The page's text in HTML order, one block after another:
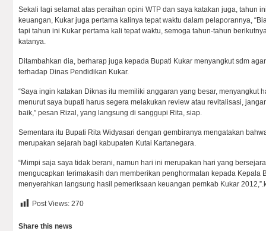
Sekali lagi selamat atas peraihan opini WTP dan saya katakan juga, tahun
keuangan, Kukar juga pertama kalinya tepat waktu dalam pelaporannya,
tapi tahun ini Kukar pertama kali tepat waktu, semoga tahun-tahun
katanya.
Ditambahkan dia, berharap juga kepada Bupati Kukar menyangkut sdm
terhadap Dinas Pendidikan Kukar.
“Saya ingin katakan Diknas itu memiliki anggaran yang besar, menyangkut
menurut saya bupati harus segera melakukan review atau revitalisasi,
baik,” pesan Rizal, yang langsung di sanggupi Rita, siap.
Sementara itu Bupati Rita Widyasari dengan gembiranya mengatakan
merupakan sejarah bagi kabupaten Kutai Kartanegara.
“Mimpi saja saya tidak berani, namun hari ini merupakan hari yang
mengucapkan terimakasih dan memberikan penghormatan kepada Kepala
menyerahkan langsung hasil pemeriksaan keuangan pemkab Kukar
Post Views: 270
Share this news